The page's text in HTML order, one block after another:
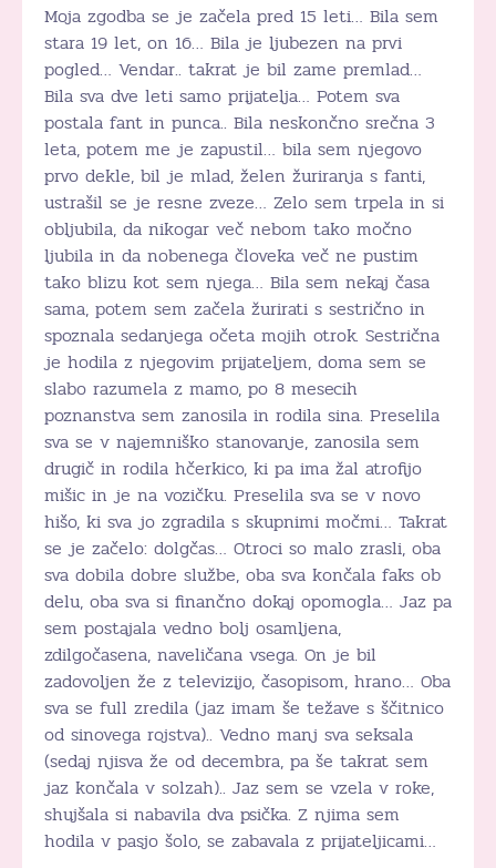
Moja zgodba se je začela pred 15 leti… Bila sem
stara 19 let, on 16… Bila je ljubezen na prvi
pogled… Vendar.. takrat je bil zame premlad…
Bila sva dve leti samo prijatelja… Potem sva
postala fant in punca.. Bila neskončno srečna 3
leta, potem me je zapustil… bila sem njegovo
prvo dekle, bil je mlad, želen žuriranja s fanti,
ustrašil se je resne zveze… Zelo sem trpela in si
obljubila, da nikogar več nebom tako močno
ljubila in da nobenega človeka več ne pustim
tako blizu kot sem njega… Bila sem nekaj časa
sama, potem sem začela žurirati s sestrično in
spoznala sedanjega očeta mojih otrok. Sestrična
je hodila z njegovim prijateljem, doma sem se
slabo razumela z mamo, po 8 mesecih
poznanstva sem zanosila in rodila sina. Preselila
sva se v najemniško stanovanje, zanosila sem
drugič in rodila hčerkico, ki pa ima žal atrofijo
mišic in je na vozičku. Preselila sva se v novo
hišo, ki sva jo zgradila s skupnimi močmi… Takrat
se je začelo: dolgčas… Otroci so malo zrasli, oba
sva dobila dobre službe, oba sva končala faks ob
delu, oba sva si finančno dokaj opomogla… Jaz pa
sem postajala vedno bolj osamljena,
zdilgočasena, naveličana vsega. On je bil
zadovoljen že z televizijo, časopisom, hrano… Oba
sva se full zredila (jaz imam še težave s ščitnico
od sinovega rojstva).. Vedno manj sva seksala
(sedaj njisva že od decembra, pa še takrat sem
jaz končala v solzah).. Jaz sem se vzela v roke,
shujšala si nabavila dva psička. Z njima sem
hodila v pasjo šolo, se zabavala z prijateljicami…